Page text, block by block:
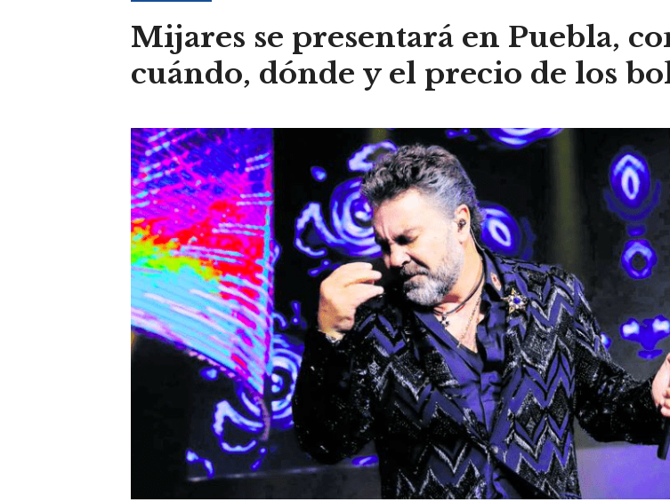
Mijares se presentará en Puebla,
cuándo, dónde y el precio de los